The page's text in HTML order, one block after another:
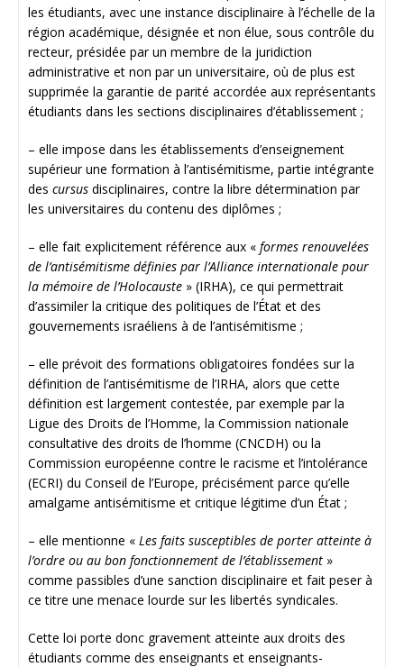
les étudiants, avec une instance disciplinaire à l’échelle de la
région académique, désignée et non élue, sous contrôle du
recteur, présidée par un membre de la juridiction
administrative et non par un universitaire, où de plus est
supprimée la garantie de parité accordée aux représentants
étudiants dans les sections disciplinaires d’établissement ;
– elle impose dans les établissements d’enseignement
supérieur une formation à l’antisémitisme, partie intégrante
des cursus disciplinaires, contre la libre détermination par
les universitaires du contenu des diplômes ;
– elle fait explicitement référence aux « formes renouvelées
de l’antisémitisme définies par l’Alliance internationale pour
la mémoire de l’Holocauste » (IRHA), ce qui permettrait
d’assimiler la critique des politiques de l’État et des
gouvernements israéliens à de l’antisémitisme ;
– elle prévoit des formations obligatoires fondées sur la
définition de l’antisémitisme de l’IRHA, alors que cette
définition est largement contestée, par exemple par la
Ligue des Droits de l’Homme, la Commission nationale
consultative des droits de l’homme (CNCDH) ou la
Commission européenne contre le racisme et l’intolérance
(ECRI) du Conseil de l’Europe, précisément parce qu’elle
amalgame antisémitisme et critique légitime d’un État ;
– elle mentionne « Les faits susceptibles de porter atteinte à
l’ordre ou au bon fonctionnement de l’établissement »
comme passibles d’une sanction disciplinaire et fait peser à
ce titre une menace lourde sur les libertés syndicales.
Cette loi porte donc gravement atteinte aux droits des
étudiants comme des enseignants et enseignants-